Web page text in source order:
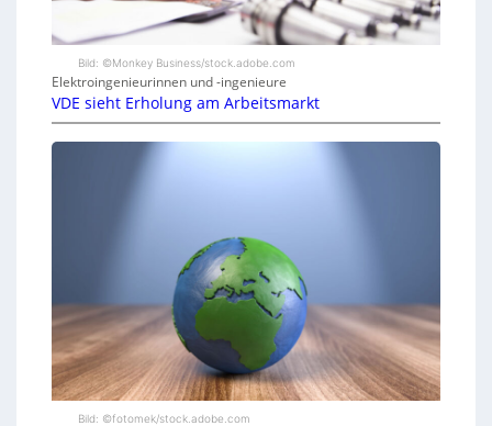
Bild: ©Monkey Business/stock.adobe.com
Elektroingenieurinnen und -ingenieure
VDE sieht Erholung am Arbeitsmarkt
Bild: ©fotomek/stock.adobe.com